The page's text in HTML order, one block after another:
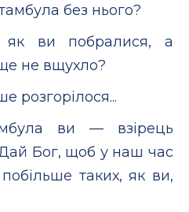
без нього?
ви побралися, а
не вщухло?
розгорілося...
ви — взірець
Дай Бог, щоб у наш час
таких, як ви,